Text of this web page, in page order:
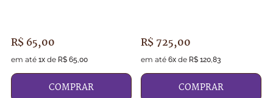
R$ 65,00
em até 1xde R$ 65,00
COMPRAR
R$ 725,00
em até 6xde R$ 120,83
COMPRAR